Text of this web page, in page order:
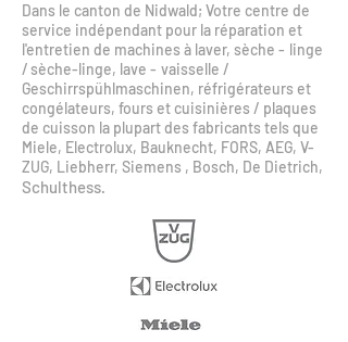
Dans le canton de Nidwald; Votre centre de
service indépendant pour la réparation et
l'entretien de machines à laver, sèche - linge
/ sèche-linge, lave - vaisselle /
Geschirrspühlmaschinen, réfrigérateurs et
congélateurs, fours et cuisinières / plaques
de cuisson la plupart des fabricants tels que
Miele, Electrolux, Bauknecht, FORS, AEG, V-
ZUG, Liebherr, Siemens , Bosch, De Dietrich,
Schulthess.